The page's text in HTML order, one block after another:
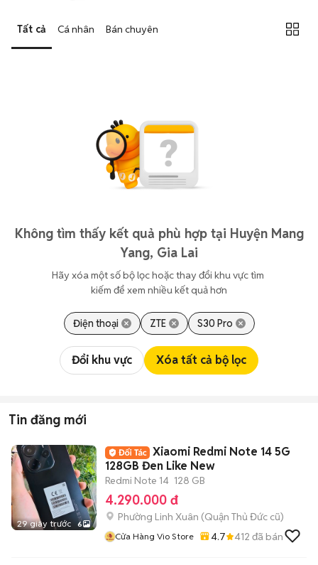
Tất cả Cá nhân Bán chuyên
Không tìm thấy kết quả phù hợp tại Huyện Mang
Yang, Gia Lai
Hãy xóa một số bộ lọc hoặc thay đổi khu vực tìm
kiếm để xem nhiều kết quả hơn
Điện thoại ZTE S30 Pro
Đổi khu vực Xóa tất cả bộ lọc
Tin đăng mới
29 giây trước 6
Xiaomi Redmi Note 14 5G
128GB Đen Like New
Redmi Note 14 128 GB
4.290.000 đ
Phường Linh Xuân (Quận Thủ Đức cũ)
Cửa Hàng Vio Store 4.7 412 đã bán